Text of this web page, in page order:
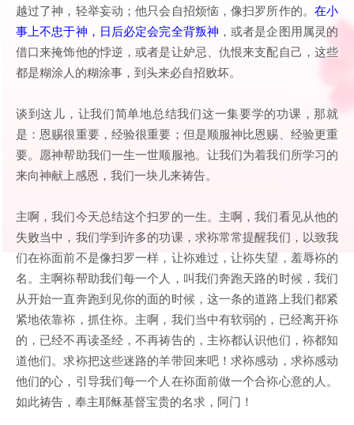
越过了神，轻举妄动；他只会自招烦恼，像扫罗所作的。 在小
事上不忠于神，日后必定会完全背叛神 ，或者是企图用属灵的
借口来掩饰他的悖逆，或者是让妒忌、仇恨来支配自己，这些
都是糊涂人的糊涂事，到头来必自招败坏。
谈到这儿，让我们简单地总结我们这一集要学的功课，那就
是：恩赐很重要，经验很重要；但是顺服神比恩赐、经验更重
要。愿神帮助我们一生一世顺服祂。让我们为着我们所学习的
来向神献上感恩，我们一块儿来祷告。
主啊，我们今天总结这个扫罗的一生。主啊，我们看见从他的
失败当中，我们学到许多的功课，求袮常常提醒我们，以致我
们在袮面前不是像扫罗一样，让袮难过，让袮失望，羞辱袮的
名。主啊袮帮助我们每一个人，叫我们奔跑天路的时候，我们
从开始一直奔跑到见你的面的时候，这一条的道路上我们都紧
紧地依靠袮，抓住袮。主啊，我们当中有软弱的，已经离开袮
的，已经不再读圣经，不再祷告的，主袮都认识他们，袮都知
道他们。求袮把这些迷路的羊带回来吧！求袮感动，求袮感动
他们的心，引导我们每一个人在袮面前做一个合袮心意的人。
如此祷告，奉主耶稣基督宝贵的名求，阿门！